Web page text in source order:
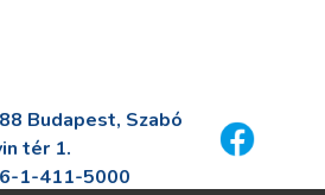
Budapest, Szabó
tér 1.
1-411-5000